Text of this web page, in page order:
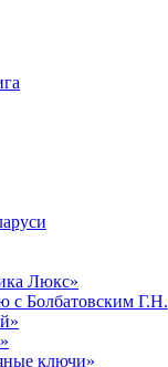
Люкс»
с Болбатовским Г.Н.
ключи»